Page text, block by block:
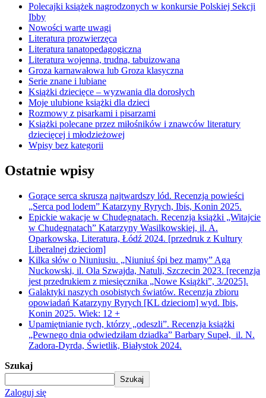
Polecajki książek nagrodzonych w konkursie Polskiej Sekcji
Ibby
Nowości warte uwagi
Literatura prozwierzęca
Literatura tanatopedagogiczna
Literatura wojenna, trudna, tabuizowana
Groza karnawałowa lub Groza klasyczna
Serie znane i lubiane
Książki dziecięce – wyzwania dla dorosłych
Moje ulubione książki dla dzieci
Rozmowy z pisarkami i pisarzami
Książki polecane przez miłośników i znawców literatury
dziecięcej i młodzieżowej
Wpisy bez kategorii
Ostatnie wpisy
Gorące serca skruszą najtwardszy lód. Recenzja powieści
„Serca pod lodem” Katarzyny Ryrych, Ibis, Konin 2025.
Epickie wakacje w Chudegnatach. Recenzja książki „Witajcie
w Chudegnatach” Katarzyny Wasilkowskiej, il. A.
Oparkowska, Literatura, Łódź 2024. [przedruk z Kultury
Liberalnej dzieciom]
Kilka słów o Niuniusiu. „Niuniuś śpi bez mamy” Aga
Nuckowski, il. Ola Szwajda, Natuli, Szczecin 2023. [recenzja
jest przedrukiem z miesięcznika „Nowe Książki”, 3/2025].
Galaktyki naszych osobistych światów. Recenzja zbioru
opowiadań Katarzyny Ryrych [KL dzieciom] wyd. Ibis,
Konin 2025. Wiek: 12 +
Upamiętnianie tych, którzy „odeszli”. Recenzja książki
„Pewnego dnia odwiedziłam dziadka” Barbary Supeł, il. N.
Zadora-Dyrda, Świetlik, Białystok 2024.
Szukaj
Szukaj
Zaloguj się